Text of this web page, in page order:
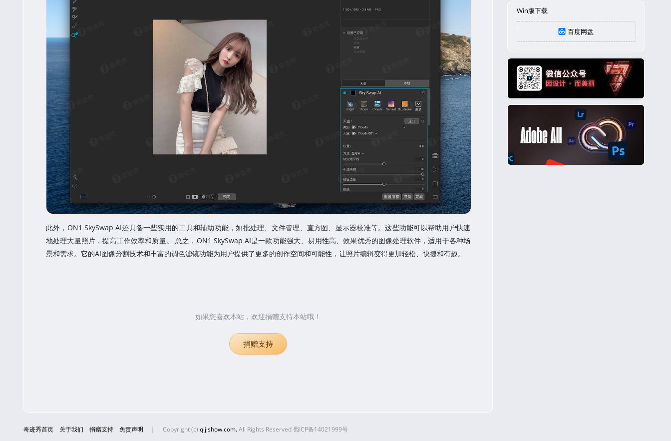
此外，ON1 SkySwap AI还具备一些实用的工具和辅助功能，如批处理、文件管理、直方图、显示器校准等。这些功能可以帮助用户快速
地处理大量照片，提高工作效率和质量。 总之，ON1 SkySwap AI是一款功能强大、易用性高、效果优秀的图像处理软件，适用于各种场
景和需求。它的AI图像分割技术和丰富的调色滤镜功能为用户提供了更多的创作空间和可能性，让照片编辑变得更加轻松、快捷和有趣。
如果您喜欢本站，欢迎捐赠支持本站哦！
捐赠支持
Win版下载
百度网盘
奇迹秀首页 关于我们 捐赠支持 免责声明 ｜ Copyright (c) qijishow.com.All Rights Reserved 蜀ICP备14021999号